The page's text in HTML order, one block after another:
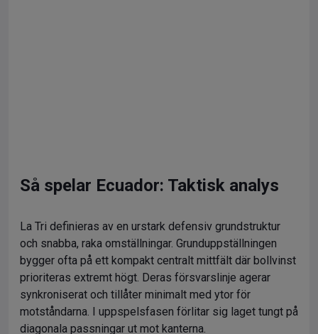
Så spelar Ecuador: Taktisk analys
La Tri definieras av en urstark defensiv grundstruktur
och snabba, raka omställningar. Grunduppställningen
bygger ofta på ett kompakt centralt mittfält där bollvinst
prioriteras extremt högt. Deras försvarslinje agerar
synkroniserat och tillåter minimalt med ytor för
motståndarna. I uppspelsfasen förlitar sig laget tungt på
diagonala passningar ut mot kanterna.